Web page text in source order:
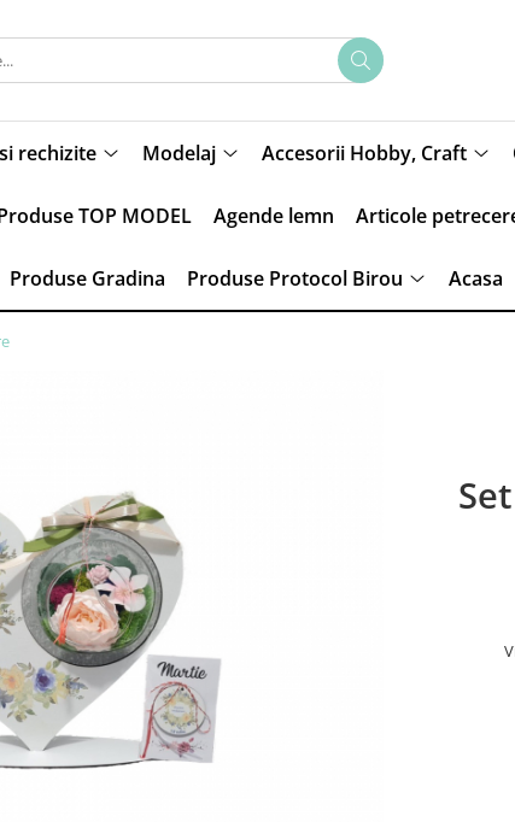
rechizite Modelaj Accesorii Hobby, Craft
TOP MODEL Agende lemn Articole
Produse Gradina Produse Protocol Birou Acasa